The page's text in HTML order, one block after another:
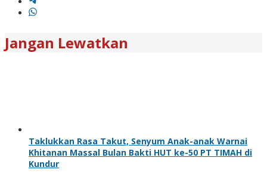
Jangan Lewatkan
Taklukkan Rasa Takut, Senyum Anak-anak Warnai
Khitanan Massal Bulan Bakti HUT ke-50 PT TIMAH di
Kundur